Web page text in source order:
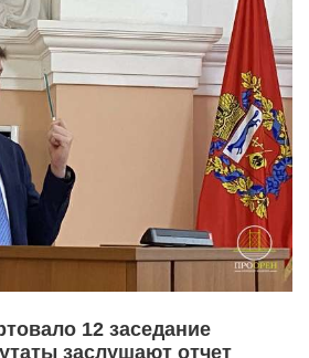
12 заседание
заслушают отчет